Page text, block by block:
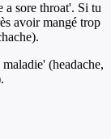
a sore throat'. Si tu
avoir mangé trop
(headache,